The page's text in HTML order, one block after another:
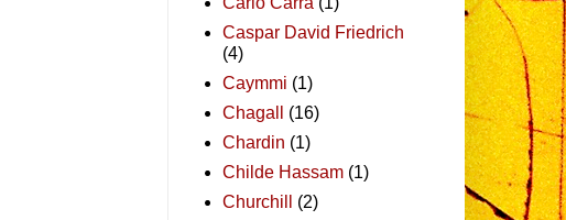
Caspar David Friedrich
(4)
Caymmi (1)
Chagall
(16)
Chardin (1)
Childe Hassam (1)
Churchill
(2)